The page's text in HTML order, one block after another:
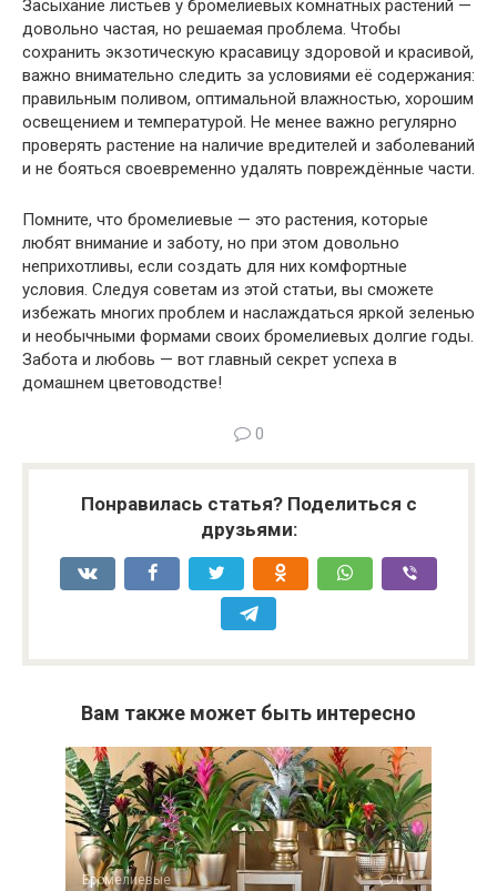
Засыхание листьев у бромелиевых комнатных растений —
довольно частая, но решаемая проблема. Чтобы
сохранить экзотическую красавицу здоровой и красивой,
важно внимательно следить за условиями её содержания:
правильным поливом, оптимальной влажностью, хорошим
освещением и температурой. Не менее важно регулярно
проверять растение на наличие вредителей и заболеваний
и не бояться своевременно удалять повреждённые части.
Помните, что бромелиевые — это растения, которые
любят внимание и заботу, но при этом довольно
неприхотливы, если создать для них комфортные
условия. Следуя советам из этой статьи, вы сможете
избежать многих проблем и наслаждаться яркой зеленью
и необычными формами своих бромелиевых долгие годы.
Забота и любовь — вот главный секрет успеха в
домашнем цветоводстве!
0
Понравилась статья? Поделиться с
друзьями:
Вам также может быть интересно
Бромелиевые 0